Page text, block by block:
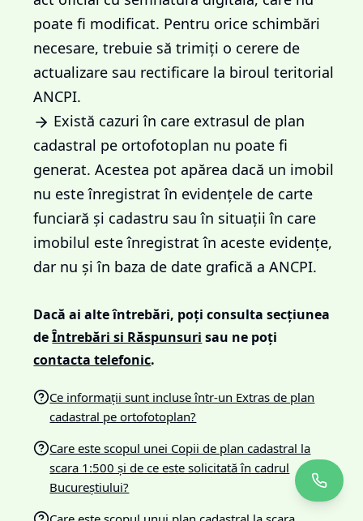
poate fi modificat. Pentru orice schimbări
necesare, trebuie să trimiți o cerere de
actualizare sau rectificare la biroul teritorial
ANCPI.
Există cazuri în care extrasul de plan
cadastral pe ortofotoplan nu poate fi
generat. Acestea pot apărea dacă un imobil
nu este înregistrat în evidențele de carte
funciară și cadastru sau în situații în care
imobilul este înregistrat în aceste evidențe,
dar nu și în baza de date grafică a ANCPI.
Dacă ai alte întrebări, poți consulta secțiunea
de Întrebări si Răspunsuri sau ne poți
contacta telefonic.
Ce informații sunt incluse într-un Extras de plan
cadastral pe ortofotoplan?
Care este scopul unei Copii de plan cadastral la
scara 1:500 și de ce este solicitată în cadrul
Bucureștiului?